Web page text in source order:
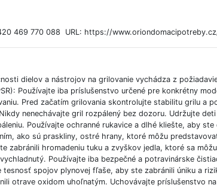
469 770 088 URL: https://
dielov a nástrojov na grilovanie vychádza z
Používajte iba príslušenstvo určené pre konkrétny
Pred začatím grilovania skontrolujte stabilitu grilu a
nenechávajte gril rozpálený bez dozoru. Udržujte
Používajte ochranné rukavice a dlhé kliešte, aby
ako sú praskliny, ostré hrany, ktoré môžu
zabránili hromadeniu tuku a zvyškov jedla, ktoré sa
Používajte iba bezpečné a potravinárske
spojov plynovej fľaše, aby ste zabránili úniku a
otrave oxidom uhoľnatým. Uchovávajte príslušenstvo